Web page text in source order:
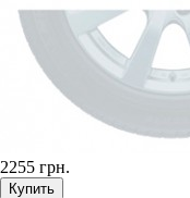
2255 грн.